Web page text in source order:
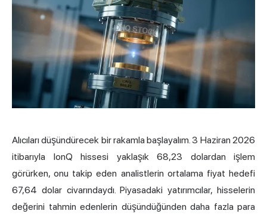
Alıcıları düşündürecek bir rakamla başlayalım. 3 Haziran 2026
itibarıyla IonQ hissesi yaklaşık 68,23 dolardan işlem
görürken, onu takip eden analistlerin ortalama fiyat hedefi
67,64 dolar civarındaydı. Piyasadaki yatırımcılar, hisselerin
değerini tahmin edenlerin düşündüğünden daha fazla para